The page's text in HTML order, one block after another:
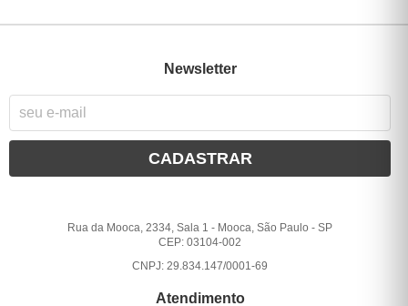
Newsletter
CADASTRAR
Rua da Mooca, 2334, Sala 1 - Mooca, São Paulo -SP
CEP: 03104-002
CNPJ: 29.834.147/0001-69
Atendimento